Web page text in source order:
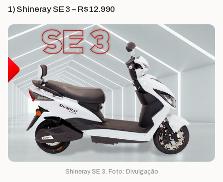
1) Shineray SE 3 – R$ 12.990
Shineray SE 3. Foto: Divulgação